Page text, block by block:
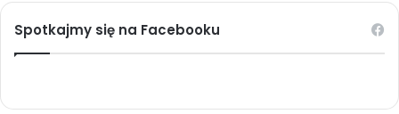
Spotkajmy się na Facebooku